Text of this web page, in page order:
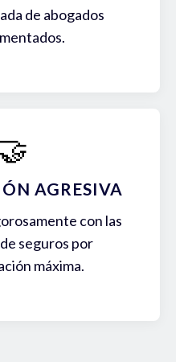
de abogados
AGRESIVA
con las
seguros por
máxima.